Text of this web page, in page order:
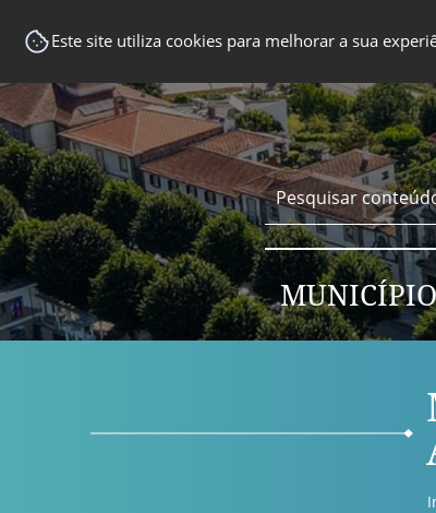
Este site utiliza cookies para melhorar a sua